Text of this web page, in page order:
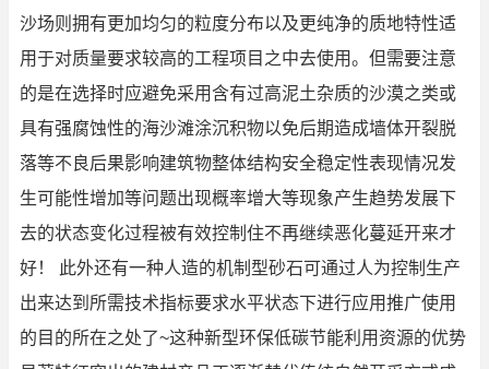
沙场则拥有更加均匀的粒度分布以及更纯净的质地特性适
用于对质量要求较高的工程项目之中去使用。但需要注意
的是在选择时应避免采用含有过高泥土杂质的沙漠之类或
具有强腐蚀性的海沙滩涂沉积物以免后期造成墙体开裂脱
落等不良后果影响建筑物整体结构安全稳定性表现情况发
生可能性增加等问题出现概率增大等现象产生趋势发展下
去的状态变化过程被有效控制住不再继续恶化蔓延开来才
好！ 此外还有一种人造的机制型砂石可通过人为控制生产
出来达到所需技术指标要求水平状态下进行应用推广使用
的目的所在之处了~这种新型环保低碳节能利用资源的优势